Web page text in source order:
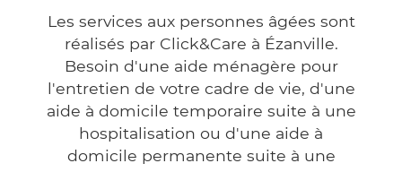
Les services aux personnes âgées sont
réalisés par Click&Care à Ézanville.
Besoin d'une aide ménagère pour
l'entretien de votre cadre de vie, d'une
aide à domicile temporaire suite à une
hospitalisation ou d'une aide à
domicile permanente suite à une